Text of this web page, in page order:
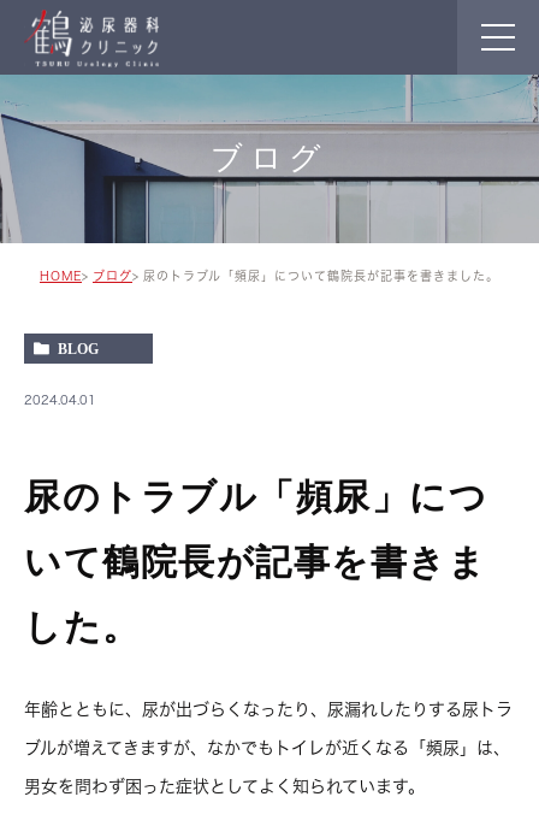
ブログ
HOME ブログ 尿のトラブル「頻尿」について鶴院長が記事を書きました。
BLOG
2024.04.01
尿のトラブル「頻尿」につ
いて鶴院長が記事を書きま
した。
年齢とともに、尿が出づらくなったり、尿漏れしたりする尿トラ
ブルが増えてきますが、なかでもトイレが近くなる「頻尿」は、
男女を問わず困った症状としてよく知られています。